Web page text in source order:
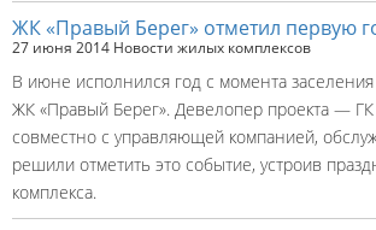
ЖК «Правый Берег» отметил первую
27 июня 2014 Новости жилых комплексов
В июне исполнился год с момента
ЖК «Правый Берег». Девелопер проекта —
совместно с управляющей компанией,
решили отметить это событие, устроив
комплекса.